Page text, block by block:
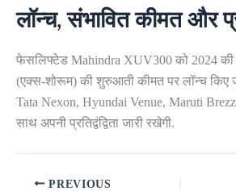
लॉन्च, संभावित कीमत और
फेसलिफ्टेड Mahindra XUV300 को 2024
(एक्स-शोरूम) की शुरुआती कीमत पर लॉन्च किए
Tata Nexon, Hyundai Venue, Maruti
साथ अपनी प्रतिद्वंद्विता जारी रखेगी.
PREVIOUS